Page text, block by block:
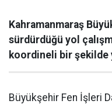
Kahramanmaraş
sürdürdüğü yol
koordineli bir şekilde
Büyükşehir Fen İşleri